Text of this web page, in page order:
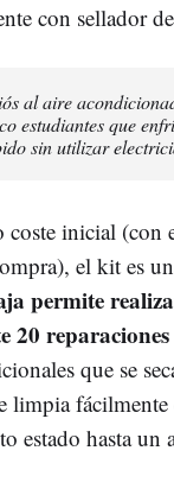
con sellador
al aire
estudiantes que
sin utilizar
coste inicial (con
el kit es
permite
20 reparaciones
que se
limpia fácilmente
estado hasta un